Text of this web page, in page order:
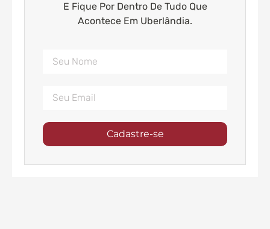
E Fique Por Dentro De Tudo Que
Acontece Em Uberlândia.
Cadastre-se